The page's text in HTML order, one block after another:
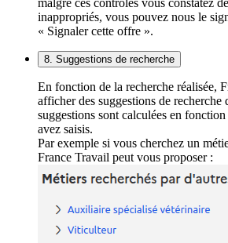
inappropriés, vous pouvez nous le
« Signaler cette offre ».
8. Suggestions de recherche
En fonction de la recherche réalisée,
afficher des suggestions de recherche
suggestions sont calculées en
avez saisis.
Par exemple si vous cherchez un
France Travail peut vous proposer :